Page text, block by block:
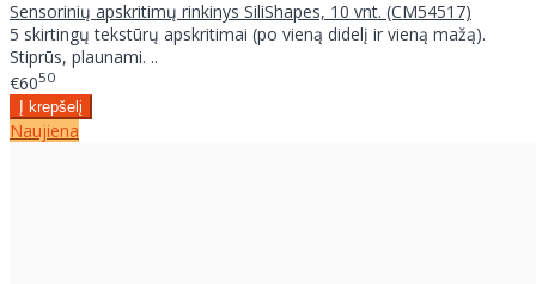
Sensorinių apskritimų rinkinys SiliShapes, 10 vnt. (CM54517)
5 skirtingų tekstūrų apskritimai (po vieną didelį ir vieną mažą).
Stiprūs, plaunami. ..
€6050
Naujiena